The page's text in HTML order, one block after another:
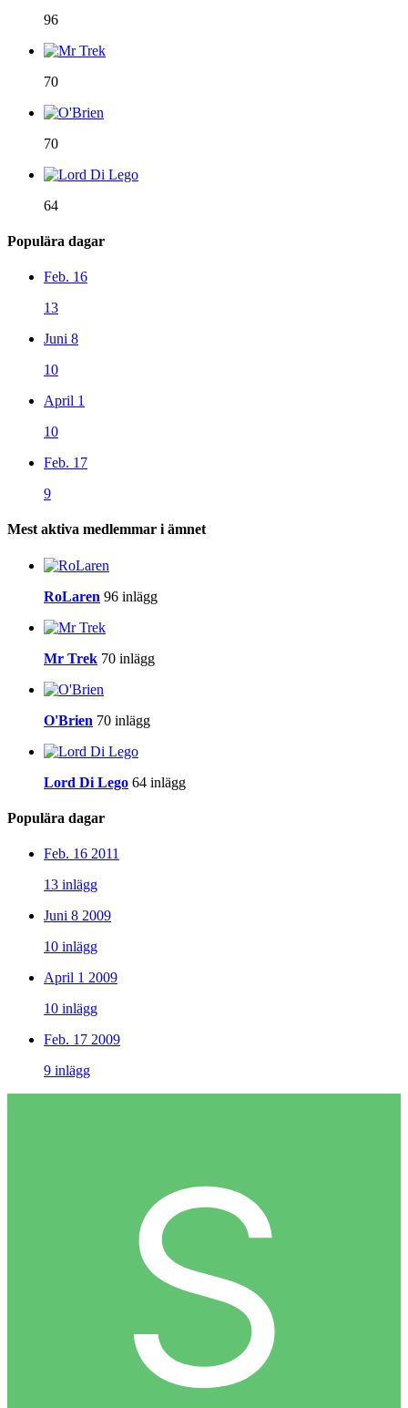
96
70
70
64
Populära dagar
Feb. 16
13
Juni 8
10
April 1
10
Feb. 17
9
Mest aktiva medlemmar i ämnet
RoLaren 96 inlägg
Mr Trek 70 inlägg
O'Brien 70 inlägg
Lord Di Lego 64 inlägg
Populära dagar
Feb. 16 2011
13 inlägg
Juni 8 2009
10 inlägg
April 1 2009
10 inlägg
Feb. 17 2009
9 inlägg